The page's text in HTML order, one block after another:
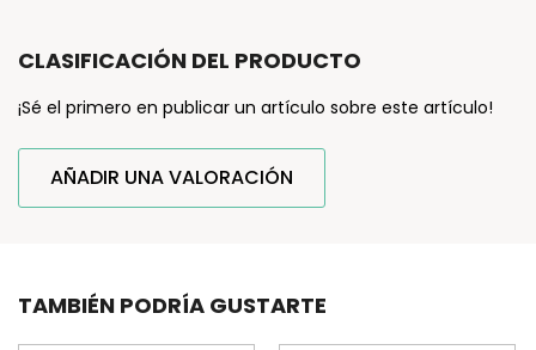
CLASIFICACIÓN DEL PRODUCTO
¡Sé el primero en publicar un artículo sobre este artículo!
AÑADIR UNA VALORACIÓN
TAMBIÉN PODRÍA GUSTARTE